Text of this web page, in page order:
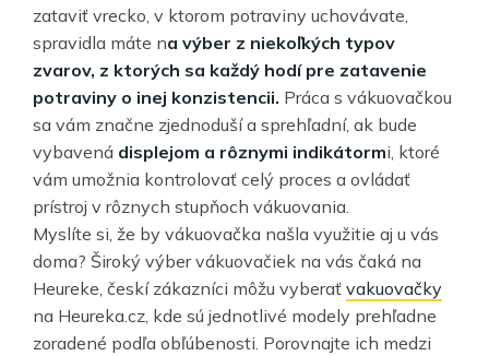
zataviť vrecko, v ktorom potraviny uchovávate,
spravidla máte na výber z niekoľkých typov
zvarov, z ktorých sa každý hodí pre zatavenie
potraviny o inej konzistencii. Práca s vákuovačkou
sa vám značne zjednoduší a sprehľadní, ak bude
vybavená displejom a rôznymi indikátormi, ktoré
vám umožnia kontrolovať celý proces a ovládať
prístroj v rôznych stupňoch vákuovania.
Myslíte si, že by vákuovačka našla využitie aj u vás
doma? Široký výber vákuovačiek na vás čaká na
Heureke, českí zákazníci môžu vyberať vakuovačky
na Heureka.cz, kde sú jednotlivé modely prehľadne
zoradené podľa obľúbenosti. Porovnajte ich medzi